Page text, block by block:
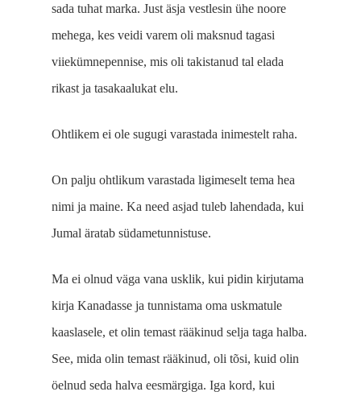
sada tuhat marka. Just äsja vestlesin ühe noore
mehega, kes veidi varem oli maksnud tagasi
viiekümnepennise, mis oli takistanud tal elada
rikast ja tasakaalukat elu.
Ohtlikem ei ole sugugi varastada inimestelt raha.
On palju ohtlikum varas­tada ligimeselt tema hea
nimi ja maine. Ka need asjad tuleb lahendada, kui
Jumal äratab südametunnistuse.
Ma ei olnud väga vana usklik, kui pidin kirjutama
kirja Kanadasse ja tun­nistama oma uskmatule
kaaslasele, et olin temast rääkinud selja taga halba.
See, mida olin temast rääkinud, oli tõsi, kuid olin
öelnud seda halva eesmärgiga. Iga kord, kui